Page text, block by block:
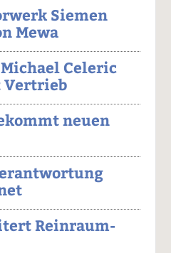
Siemen
Mewa
Celeric
neuen
Reinraum-